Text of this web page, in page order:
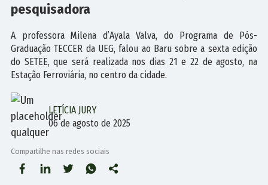
pesquisadora
A professora Milena d’Ayala Valva, do Programa de Pós-
Graduação TECCER da UEG, falou ao Baru sobre a sexta edição
do SETEE, que será realizada nos dias 21 e 22 de agosto, na
Estação Ferroviária, no centro da cidade.
LETÍCIA JURY
06 de agosto de 2025
Compartilhe nas redes sociais